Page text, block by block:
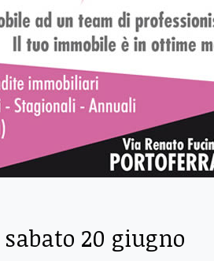
20 giugno